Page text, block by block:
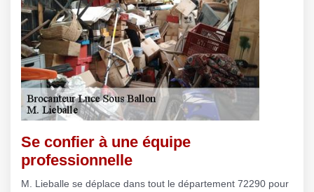
Se confier à une équipe
professionnelle
M. Lieballe se déplace dans tout le département 72290 pour